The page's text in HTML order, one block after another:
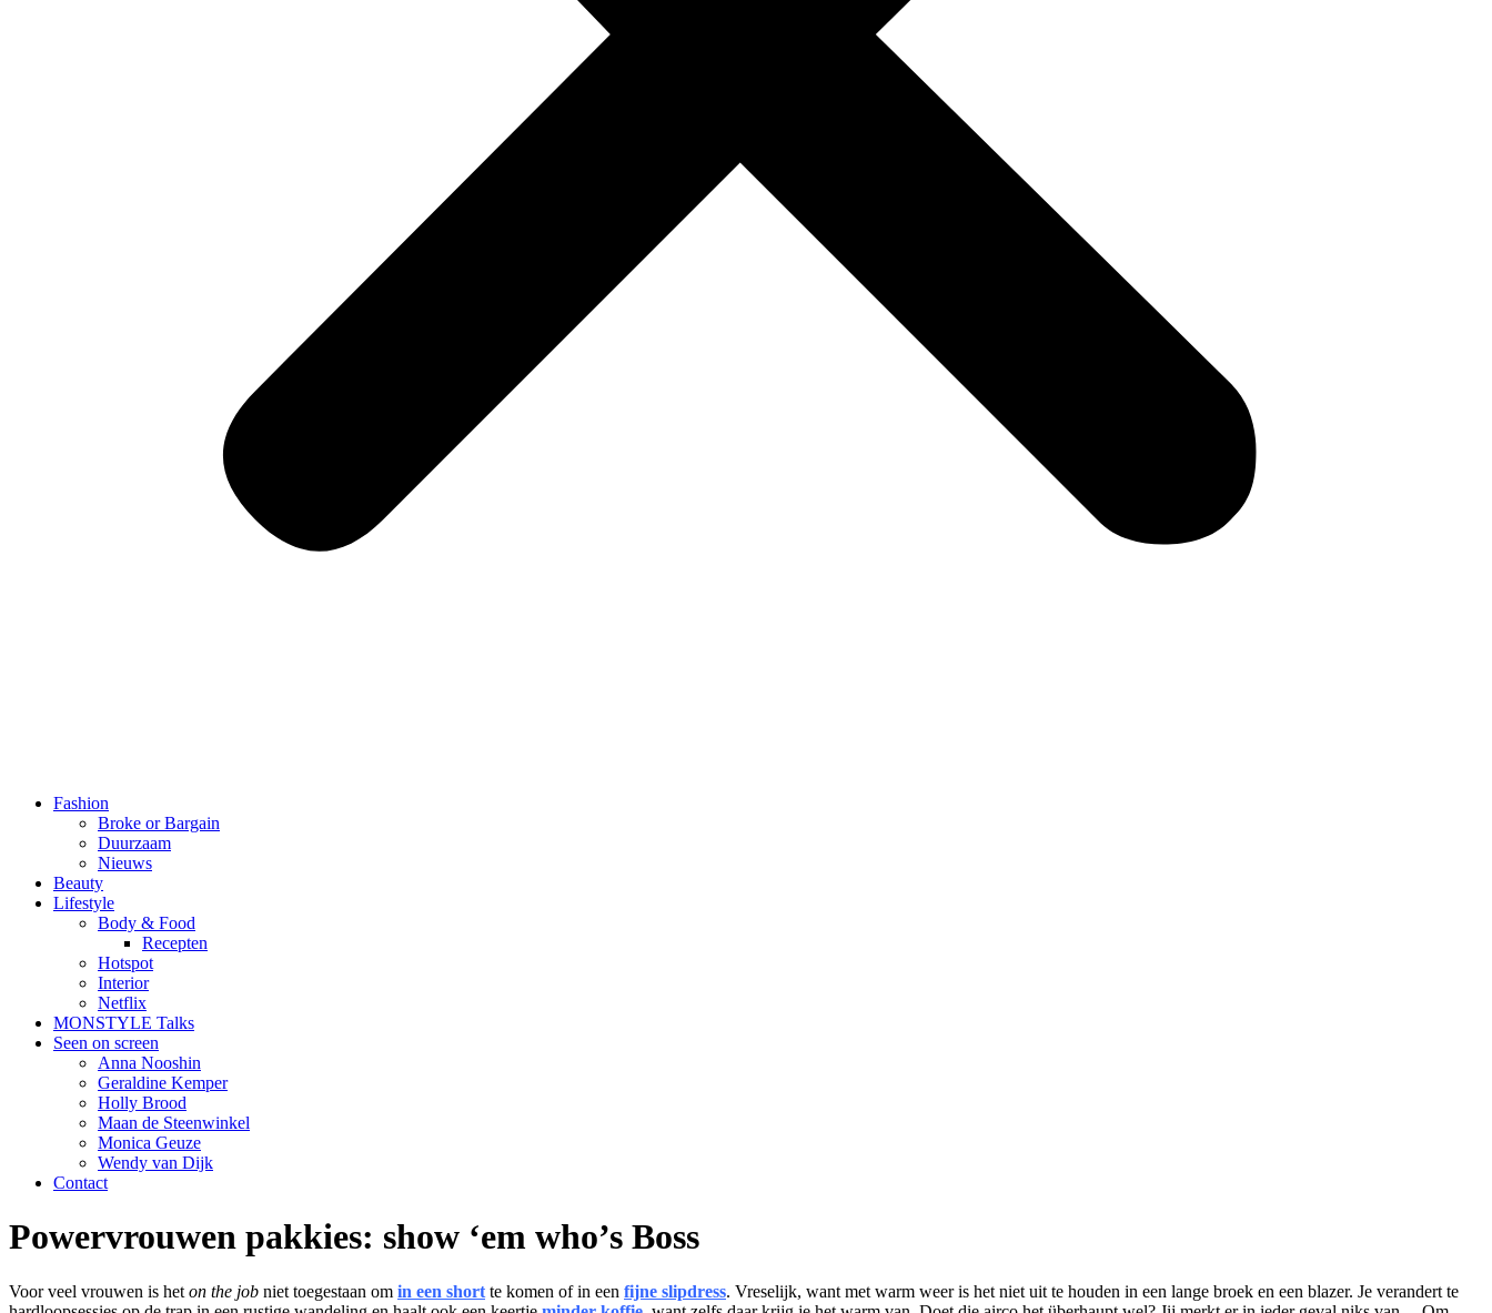
Fashion
Broke or Bargain
Duurzaam
Nieuws
Beauty
Lifestyle
Body & Food
Recepten
Hotspot
Interior
Netflix
MONSTYLE Talks
Seen on screen
Anna Nooshin
Geraldine Kemper
Holly Brood
Maan de Steenwinkel
Monica Geuze
Wendy van Dijk
Contact
Powervrouwen pakkies: show ‘em who’s Boss
Voor veel vrouwen is het on the job niet toegestaan om in een short te komen of in een fijne slipdress. Vreselijk, want met warm weer is het niet uit te houden in een lange broek en een blazer. Je verandert te